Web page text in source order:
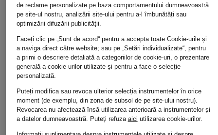
Modă de lux pentru
bărbat
Modă pentru femei
Îmbrăcăminte pentru
de reclame personalizate pe baza comportamentului dumneavoastră
pe site-ul nostru, analizării site-ului pentru a-l îmbunătăți sau
optimizării difuzării publicității.
Faceți clic pe „Sunt de acord“ pentru a accepta toate Cookie-urile și
a naviga direct către website; sau pe „Setări individualizate“, pentru
a primi o descriere detaliată a categoriilor de cookie-uri, o prezentare
generală a cookie-urilor utilizate și pentru a face o selecție
personalizată.
Puteți modifica sau revoca ulterior selecția instrumentelor în orice
moment (de exemplu, din zona de subsol de pe site-ului nostru).
Revocarea nu afectează însă utilizarea anterioară a instrumentelor și
a datelor dumneavoastră. Puteți refuza aici utilizarea cookie-urilor.